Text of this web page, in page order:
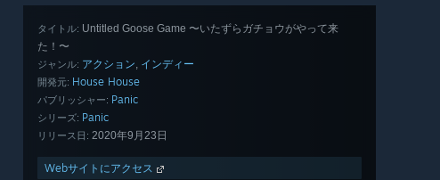
タイトル: Untitled Goose Game 〜いたずらガチョウがやって来
た！〜
ジャンル: アクション, インディー
開発元: House House
パブリッシャー: Panic
シリーズ: Panic
リリース日: 2020年9月23日
Webサイトにアクセス